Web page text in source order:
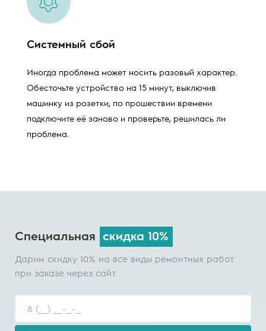
Системный сбой
Иногда проблема может носить разовый характер.
Обесточьте устройство на 15 минут, выключив
машинку из розетки, по прошествии времени
подключите её заново и проверьте, решилась ли
проблема.
Специальная скидка 10%
Дарим скидку 10% на все виды ремонтных работ
при заказе через сайт